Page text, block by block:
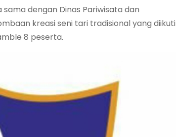
dengan Dinas Pariwisata dan
kreasi seni tari tradisional yang diikuti
8 peserta.